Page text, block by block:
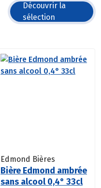
Découvrir la
sélection
Edmond Bières
Bière Edmond ambrée
sans alcool 0,4° 33cl